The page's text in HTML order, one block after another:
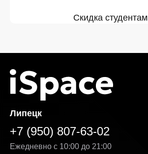
Скидка студентам
Липецк
+7 (950) 807-63-02
Ежедневно с 10:00 до 21:00